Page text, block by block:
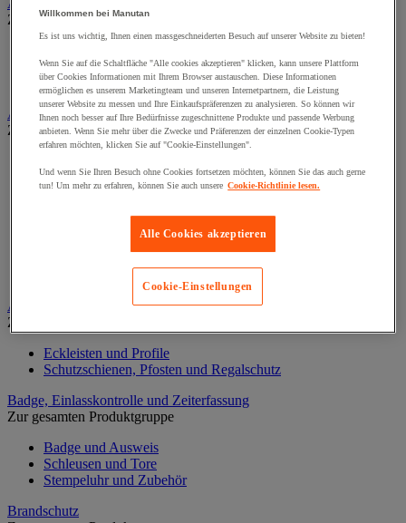
Zur gesamten Produktgruppe
Gegensprechanlage und Videotelefon
Videoüberwachung
Auffangwannen-, Behälter und Zubehör
Zur gesamten Produktgruppe
Auffangwanne
Labortablett
Lagerbox und Depot
Lagerkabine für Gasflaschen
Aufprallschutz
Zur gesamten Produktgruppe
Eckleisten und Profile
Schutzschienen, Pfosten und Regalschutz
Badge, Einlasskontrolle und Zeiterfassung
Zur gesamten Produktgruppe
Badge und Ausweis
Schleusen und Tore
Stempeluhr und Zubehör
Brandschutz
Willkommen bei Manutan
Es ist uns wichtig, Ihnen einen massgeschneiderten Besuch auf unserer Website zu bieten!
Wenn Sie auf die Schaltfläche "Alle cookies akzeptieren" klicken, kann unsere Plattform
über Cookies Informationen mit Ihrem Browser austauschen. Diese Informationen
ermöglichen es unserem Marketingteam und unseren Internetpartnern, die Leistung
unserer Website zu messen und Ihre Einkaufspräferenzen zu analysieren. So können wir
Ihnen noch besser auf Ihre Bedürfnisse zugeschnittene Produkte und passende Werbung
anbieten. Wenn Sie mehr über die Zwecke und Präferenzen der einzelnen Cookie-Typen
erfahren möchten, klicken Sie auf "Cookie-Einstellungen".
Und wenn Sie Ihren Besuch ohne Cookies fortsetzen möchten, können Sie das auch gerne
tun! Um mehr zu erfahren, können Sie auch unsere Cookie-Richtlinie lesen.
Alle Cookies akzeptieren
Cookie-Einstellungen